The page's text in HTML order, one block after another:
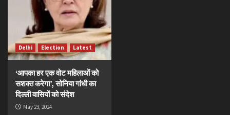
Delhi Election Latest
‘आपका हर एक वोट महिलाओं को
सशक्त करेगा’, सोनिया गांधी का
दिल्ली वासियों को संदेश
May 23, 2024